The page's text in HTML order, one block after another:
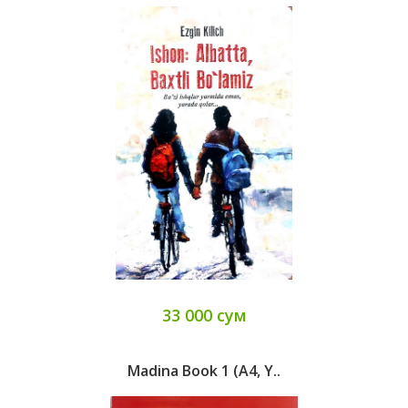
33 000 сум
Madina Book 1 (А4, Y..